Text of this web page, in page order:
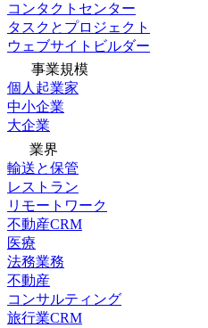
コンタクトセンター
タスクとプロジェクト
ウェブサイトビルダー
事業規模
個人起業家
中小企業
大企業
業界
輸送と保管
レストラン
リモートワーク
不動産CRM
医療
法務業務
不動産
コンサルティング
旅行業CRM